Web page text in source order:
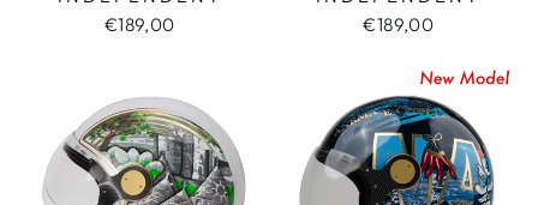
€189,00
€189,00